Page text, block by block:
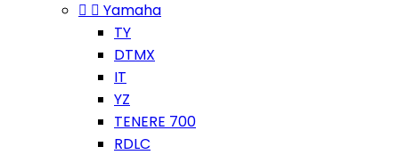
  Yamaha
TY
DTMX
IT
YZ
TENERE 700
RDLC